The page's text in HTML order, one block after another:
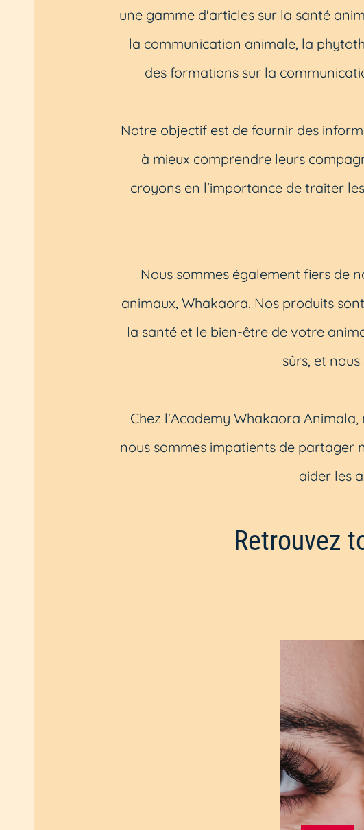
une gamme d'articles sur la santé
la communication animale, la
des formations sur la
Notre objectif est de fournir des
à mieux comprendre leurs
croyons en l'importance de traiter
Nous sommes également fiers de
animaux, Whakaora. Nos produits
la santé et le bien-être de votre
sûrs, et
Chez l'Academy Whakaora
nous sommes impatients de partager
aider les
Retrouvez